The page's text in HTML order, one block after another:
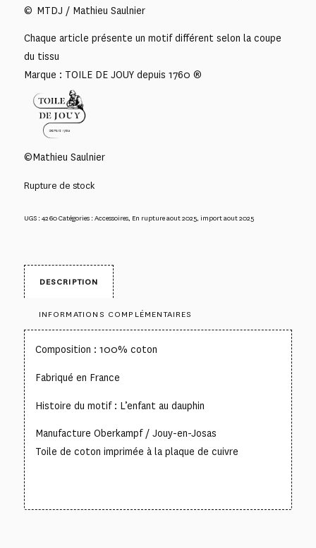
© MTDJ / Mathieu Saulnier
Chaque article présente un motif différent selon la coupe
du tissu
Marque : TOILE DE JOUY depuis 1760 ®
©Mathieu Saulnier
Rupture de stock
UGS :4260Catégories :Accessoires, En rupture aout 2025, import aout 2025
DESCRIPTION
INFORMATIONS COMPLÉMENTAIRES
Composition : 100% coton
Fabriqué en France
Histoire du motif : L’enfant au dauphin
Manufacture Oberkampf / Jouy-en-Josas
Toile de coton imprimée à la plaque de cuivre